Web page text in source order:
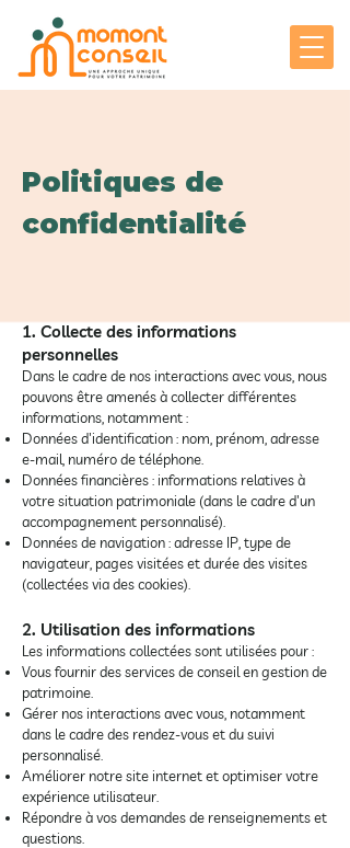
Politiques de
confidentialité
​1. Collecte des informations
personnelles
Dans le cadre de nos interactions avec vous, nous
pouvons être amenés à collecter différentes
informations, notamment :
Données d'identification : nom, prénom, adresse
e-mail, numéro de téléphone.
Données financières : informations relatives à
votre situation patrimoniale (dans le cadre d'un
accompagnement personnalisé).
Données de navigation : adresse IP, type de
navigateur, pages visitées et durée des visites
(collectées via des cookies).
2. Utilisation des informations
Les informations collectées sont utilisées pour :
Vous fournir des services de conseil en gestion de
patrimoine.
Gérer nos interactions avec vous, notamment
dans le cadre des rendez-vous et du suivi
personnalisé.
Améliorer notre site internet et optimiser votre
expérience utilisateur.
Répondre à vos demandes de renseignements et
questions.